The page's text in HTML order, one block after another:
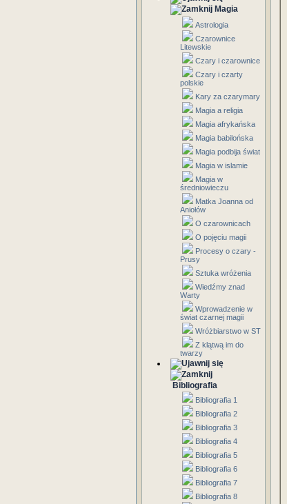
Magia
Astrologia
Czarownice
Litewskie
Czary i czarownice
Czary i czarty
polskie
Kary za czarymary
Magia a religia
Magia afrykańska
Magia babilońska
Magia podbija świat
Magia w islamie
Magia w
średniowieczu
Matka Joanna od
Aniołów
O czarownicach
O pojęciu magii
Procesy o czary -
Prusy
Sztuka wróżenia
Wiedźmy znad
Warty
Wprowadzenie w
świat czarnej magii
Wróżbiarstwo w ST
Z klątwą im do
twarzy
Bibliografia
Bibliografia 1
Bibliografia 2
Bibliografia 3
Bibliografia 4
Bibliografia 5
Bibliografia 6
Bibliografia 7
Bibliografia 8